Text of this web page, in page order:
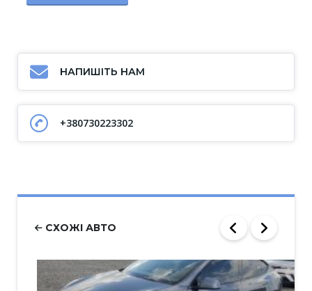
НАПИШІТЬ НАМ
+380730223302
СХОЖІ АВТО